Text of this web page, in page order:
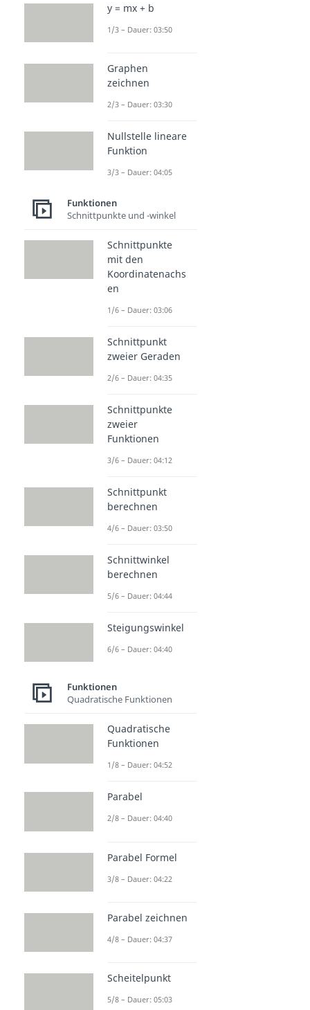
y = mx + b
1/3 – Dauer: 03:50
Graphen
zeichnen
2/3 – Dauer: 03:30
Nullstelle lineare
Funktion
3/3 – Dauer: 04:05
Funktionen
Schnittpunkte und -winkel
Schnittpunkte
mit den
Koordinatenachs
en
1/6 – Dauer: 03:06
Schnittpunkt
zweier Geraden
2/6 – Dauer: 04:35
Schnittpunkte
zweier
Funktionen
3/6 – Dauer: 04:12
Schnittpunkt
berechnen
4/6 – Dauer: 03:50
Schnittwinkel
berechnen
5/6 – Dauer: 04:44
Steigungswinkel
6/6 – Dauer: 04:40
Funktionen
Quadratische Funktionen
Quadratische
Funktionen
1/8 – Dauer: 04:52
Parabel
2/8 – Dauer: 04:40
Parabel Formel
3/8 – Dauer: 04:22
Parabel zeichnen
4/8 – Dauer: 04:37
Scheitelpunkt
5/8 – Dauer: 05:03